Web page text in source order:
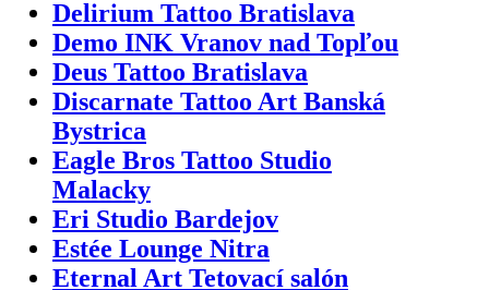
Delirium Tattoo Bratislava
Demo INK Vranov nad Topľou
Deus Tattoo Bratislava
Discarnate Tattoo Art Banská
Bystrica
Eagle Bros Tattoo Studio
Malacky
Eri Studio Bardejov
Estée Lounge Nitra
Eternal Art Tetovací salón